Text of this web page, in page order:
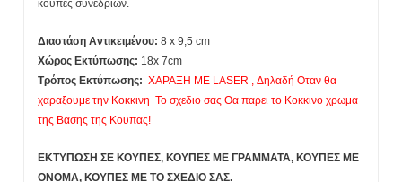
κουπες συνεδριων.
Διαστάση Αντικειμένου: 8 x 9,5 cm
Χώρος Εκτύπωσης: 18x 7cm
Τρόπος Εκτύπωσης: ΧΑΡΑΞΗ ΜΕ LASER , Δηλαδή Οταν θα
χαραξουμε την Κοκκινη Το σχεδιο σας Θα παρει το Κοκκινο χρωμα
της Βασης της Κουπας!
ΕΚΤΥΠΩΣΗ ΣΕ ΚΟΥΠΕΣ, ΚΟΥΠΕΣ ΜΕ ΓΡΑΜΜΑΤΑ, ΚΟΥΠΕΣ ΜΕ
ΟΝΟΜΑ, ΚΟΥΠΕΣ ΜΕ ΤΟ ΣΧΕΔΙΟ ΣΑΣ.